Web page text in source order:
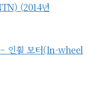
(2014년
인휠 모터(In-wheel